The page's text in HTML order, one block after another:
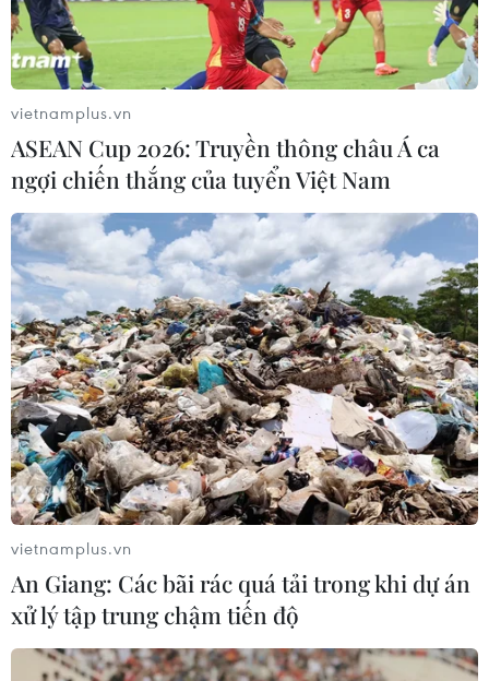
vietnamplus.vn
ASEAN Cup 2026: Truyền thông châu Á ca
ngợi chiến thắng của tuyển Việt Nam
vietnamplus.vn
An Giang: Các bãi rác quá tải trong khi dự án
xử lý tập trung chậm tiến độ